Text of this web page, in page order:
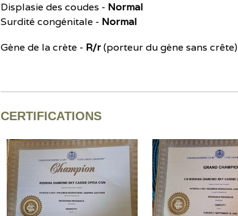
Displasie des coudes - Normal
Surdité congénitale - Normal
Gène de la crète - R/r(porteur du gène sans crête)
CERTIFICATIONS